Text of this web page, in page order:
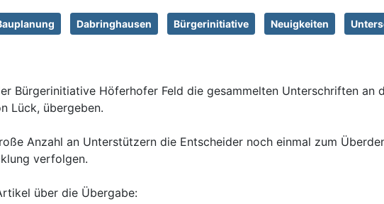
Dabringhausen Bürgerinitiative Neuigkeiten
Bürgerinitiative Höferhofer Feld die gesammelten Unterschriften an
Lück, übergeben.
Anzahl an Unterstützern die Entscheider noch einmal zum
verfolgen.
über die Übergabe: